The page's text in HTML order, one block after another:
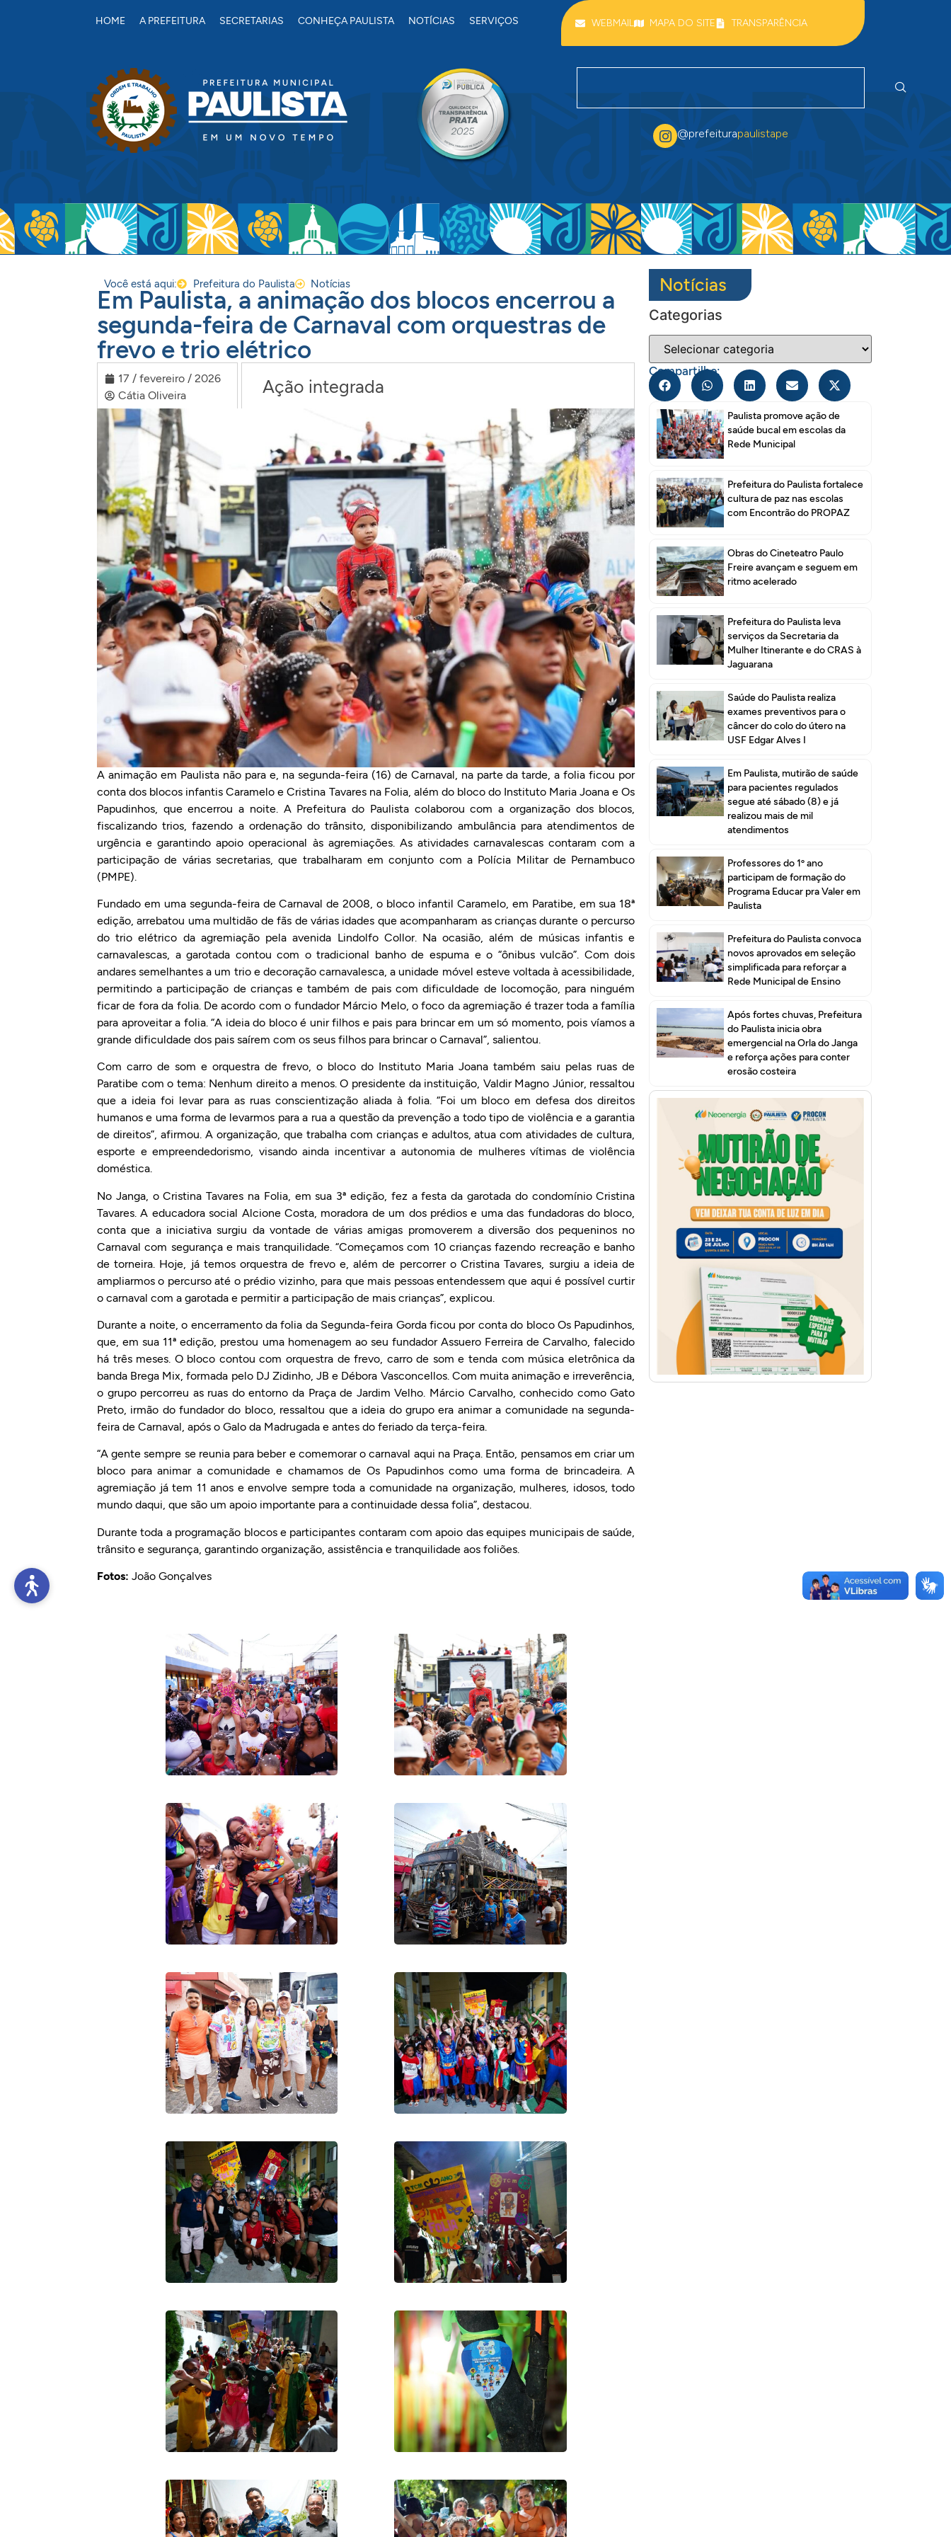
HOME A PREFEITURA SECRETARIAS CONHEÇA PAULISTA NOTÍCIAS SERVIÇOS WEBMAIL MAPA DO SITE TRANSPARÊNCIA
@prefeiturapaulistape
Você está aqui: Prefeitura do Paulista Notícias
Em Paulista, a animação dos blocos encerrou a
segunda-feira de Carnaval com orquestras de
frevo e trio elétrico
17 / fevereiro / 2026
Cátia Oliveira
Ação integrada
A animação em Paulista não para e, na segunda-feira (16) de Carnaval, na parte da tarde, a folia ficou por
conta dos blocos infantis Caramelo e Cristina Tavares na Folia, além do bloco do Instituto Maria Joana e Os
Papudinhos, que encerrou a noite. A Prefeitura do Paulista colaborou com a organização dos blocos,
fiscalizando trios, fazendo a ordenação do trânsito, disponibilizando ambulância para atendimentos de
urgência e garantindo apoio operacional às agremiações. As atividades carnavalescas contaram com a
participação de várias secretarias, que trabalharam em conjunto com a Polícia Militar de Pernambuco
(PMPE).
Fundado em uma segunda-feira de Carnaval de 2008, o bloco infantil Caramelo, em Paratibe, em sua 18ª
edição, arrebatou uma multidão de fãs de várias idades que acompanharam as crianças durante o percurso
do trio elétrico da agremiação pela avenida Lindolfo Collor. Na ocasião, além de músicas infantis e
carnavalescas, a garotada contou com o tradicional banho de espuma e o “ônibus vulcão”. Com dois
andares semelhantes a um trio e decoração carnavalesca, a unidade móvel esteve voltada à acessibilidade,
permitindo a participação de crianças e também de pais com dificuldade de locomoção, para ninguém
ficar de fora da folia. De acordo com o fundador Márcio Melo, o foco da agremiação é trazer toda a família
para aproveitar a folia. “A ideia do bloco é unir filhos e pais para brincar em um só momento, pois víamos a
grande dificuldade dos pais saírem com os seus filhos para brincar o Carnaval”, salientou.
Com carro de som e orquestra de frevo, o bloco do Instituto Maria Joana também saiu pelas ruas de
Paratibe com o tema: Nenhum direito a menos. O presidente da instituição, Valdir Magno Júnior, ressaltou
que a ideia foi levar para as ruas conscientização aliada à folia. “Foi um bloco em defesa dos direitos
humanos e uma forma de levarmos para a rua a questão da prevenção a todo tipo de violência e a garantia
de direitos”, afirmou. A organização, que trabalha com crianças e adultos, atua com atividades de cultura,
esporte e empreendedorismo, visando ainda incentivar a autonomia de mulheres vítimas de violência
doméstica.
No Janga, o Cristina Tavares na Folia, em sua 3ª edição, fez a festa da garotada do condomínio Cristina
Tavares. A educadora social Alcione Costa, moradora de um dos prédios e uma das fundadoras do bloco,
conta que a iniciativa surgiu da vontade de várias amigas promoverem a diversão dos pequeninos no
Carnaval com segurança e mais tranquilidade. “Começamos com 10 crianças fazendo recreação e banho
de torneira. Hoje, já temos orquestra de frevo e, além de percorrer o Cristina Tavares, surgiu a ideia de
ampliarmos o percurso até o prédio vizinho, para que mais pessoas entendessem que aqui é possível curtir
o carnaval com a garotada e permitir a participação de mais crianças”, explicou.
Durante a noite, o encerramento da folia da Segunda-feira Gorda ficou por conta do bloco Os Papudinhos,
que, em sua 11ª edição, prestou uma homenagem ao seu fundador Assuero Ferreira de Carvalho, falecido
há três meses. O bloco contou com orquestra de frevo, carro de som e tenda com música eletrônica da
banda Brega Mix, formada pelo DJ Zidinho, JB e Débora Vasconcellos. Com muita animação e irreverência,
o grupo percorreu as ruas do entorno da Praça de Jardim Velho. Márcio Carvalho, conhecido como Gato
Preto, irmão do fundador do bloco, ressaltou que a ideia do grupo era animar a comunidade na segunda-
feira de Carnaval, após o Galo da Madrugada e antes do feriado da terça-feira.
“A gente sempre se reunia para beber e comemorar o carnaval aqui na Praça. Então, pensamos em criar um
bloco para animar a comunidade e chamamos de Os Papudinhos como uma forma de brincadeira. A
agremiação já tem 11 anos e envolve sempre toda a comunidade na organização, mulheres, idosos, todo
mundo daqui, que são um apoio importante para a continuidade dessa folia”, destacou.
Durante toda a programação blocos e participantes contaram com apoio das equipes municipais de saúde,
trânsito e segurança, garantindo organização, assistência e tranquilidade aos foliões.
Fotos: João Gonçalves
Notícias
Categorias
Compartilhe:
Paulista promove ação de
saúde bucal em escolas da
Rede Municipal
Prefeitura do Paulista fortalece
cultura de paz nas escolas
com Encontrão do PROPAZ
Obras do Cineteatro Paulo
Freire avançam e seguem em
ritmo acelerado
Prefeitura do Paulista leva
serviços da Secretaria da
Mulher Itinerante e do CRAS à
Jaguarana
Saúde do Paulista realiza
exames preventivos para o
câncer do colo do útero na
USF Edgar Alves I
Em Paulista, mutirão de saúde
para pacientes regulados
segue até sábado (8) e já
realizou mais de mil
atendimentos
Professores do 1º ano
participam de formação do
Programa Educar pra Valer em
Paulista
Prefeitura do Paulista convoca
novos aprovados em seleção
simplificada para reforçar a
Rede Municipal de Ensino
Após fortes chuvas, Prefeitura
do Paulista inicia obra
emergencial na Orla do Janga
e reforça ações para conter
erosão costeira